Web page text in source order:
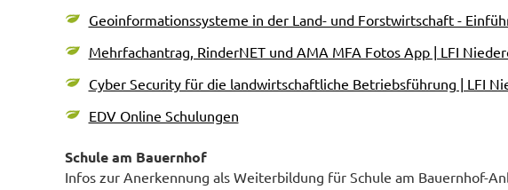
Geoinformationssysteme in der Land- und Forstwirtschaft -
Mehrfachantrag, RinderNET und AMA MFA Fotos App | LFI
Cyber Security für die landwirtschaftliche Betriebsführung | LFI
EDV Online Schulungen
Schule am Bauernhof
Infos zur Anerkennung als Weiterbildung für Schule am Bauernhof-